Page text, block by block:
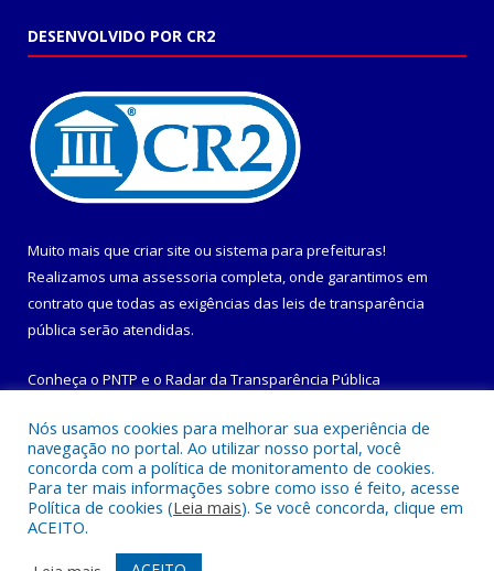
DESENVOLVIDO POR CR2
Muito mais que criar site ou sistema para prefeituras!
Realizamos uma assessoria completa, onde garantimos em
contrato que todas as exigências das leis de transparência
pública serão atendidas.
Conheça o PNTP e o Radar da Transparência Pública
Todos os direitos reservados a Prefeitura Municipal de
Maracanã.
Nós usamos cookies para melhorar sua experiência de
navegação no portal. Ao utilizar nosso portal, você
concorda com a política de monitoramento de cookies.
Para ter mais informações sobre como isso é feito, acesse
Política de cookies (Leia mais). Se você concorda, clique em
ACEITO.